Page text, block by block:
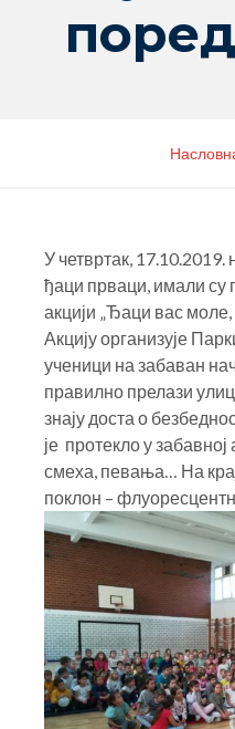
У четвртак,
ђаци прваци, имали су
акцији „Ђаци вас
Акцију организује
ученици на забаван
правилно прелази
знају доста о
је протекло у
смеха, певања… На
поклон –